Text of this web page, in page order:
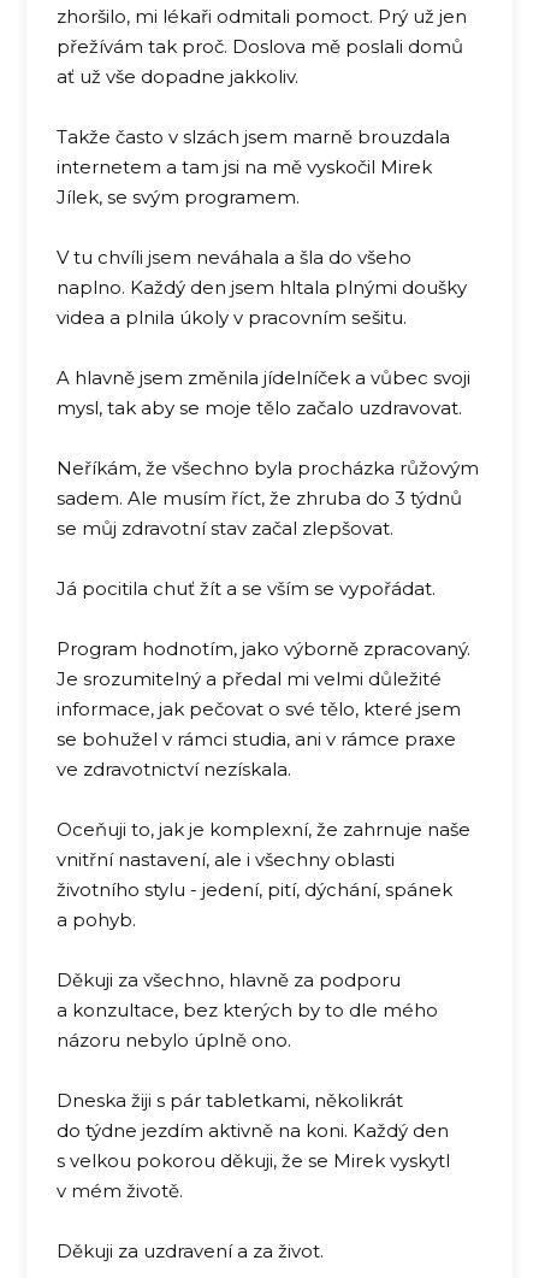
zhoršilo, mi lékaři odmitali pomoct. Prý už jen
přežívám tak proč. Doslova mě poslali domů
ať už vše dopadne jakkoliv.
Takže často v slzách jsem marně brouzdala
internetem a tam jsi na mě vyskočil Mirek
Jílek, se svým programem.
V tu chvíli jsem neváhala a šla do všeho
naplno. Každý den jsem hltala plnými doušky
videa a plnila úkoly v pracovním sešitu.
A hlavně jsem změnila jídelníček a vůbec svoji
mysl, tak aby se moje tělo začalo uzdravovat.
Neříkám, že všechno byla procházka růžovým
sadem. Ale musím říct, že zhruba do 3 týdnů
se můj zdravotní stav začal zlepšovat.
Já pocitila chuť žít a se vším se vypořádat.
Program hodnotím, jako výborně zpracovaný.
Je srozumitelný a předal mi velmi důležité
informace, jak pečovat o své tělo, které jsem
se bohužel v rámci studia, ani v rámce praxe
ve zdravotnictví nezískala.
Oceňuji to, jak je komplexní, že zahrnuje naše
vnitřní nastavení, ale i všechny oblasti
životního stylu - jedení, pití, dýchání, spánek
a pohyb.
Děkuji za všechno, hlavně za podporu
a konzultace, bez kterých by to dle mého
názoru nebylo úplně ono.
Dneska žiji s pár tabletkami, několikrát
do týdne jezdím aktivně na koni. Každý den
s velkou pokorou děkuji, že se Mirek vyskytl
v mém životě.
Děkuji za uzdravení a za život.